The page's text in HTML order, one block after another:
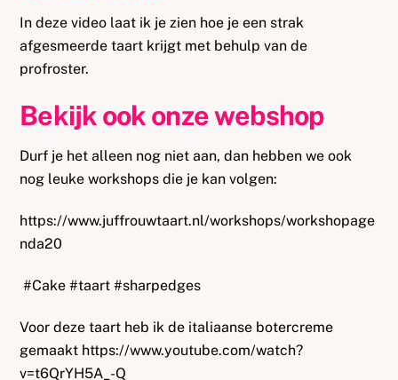
In deze video laat ik je zien hoe je een strak
afgesmeerde taart krijgt met behulp van de
profroster.
Bekijk ook onze webshop
Durf je het alleen nog niet aan, dan hebben we ook
nog leuke workshops die je kan volgen:
https://www.juffrouwtaart.nl/workshops/workshopage
nda20
#Cake #taart #sharpedges
Voor deze taart heb ik de italiaanse botercreme
gemaakt https://www.youtube.com/watch?
v=t6QrYH5A_-Q